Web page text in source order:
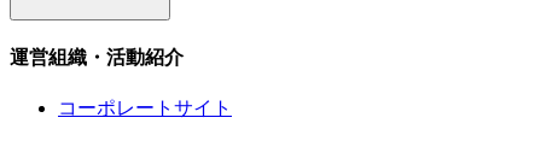
運営組織・活動紹介
コーポレートサイト